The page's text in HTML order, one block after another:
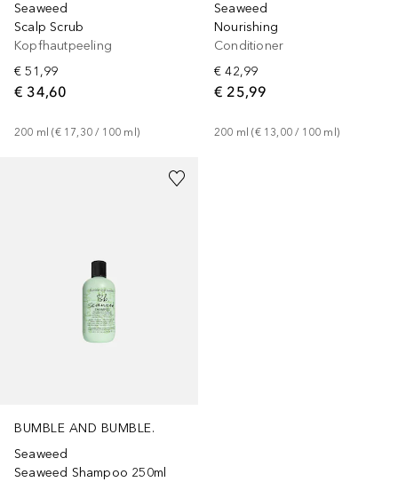
Seaweed
Scalp Scrub
Kopfhautpeeling
€ 51,99
€ 34,60
200 ml (€ 17,30 / 100 ml )
Seaweed
Nourishing
Conditioner
€ 42,99
€ 25,99
200 ml (€ 13,00 / 100 ml )
BUMBLE AND BUMBLE.
Seaweed
Seaweed Shampoo 250ml